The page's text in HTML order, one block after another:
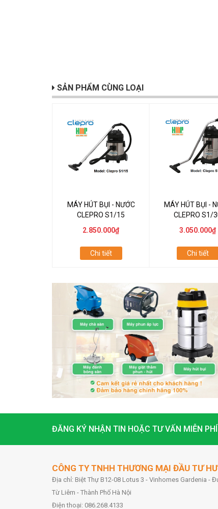
SẢN PHẨM CÙNG LOẠI
MÁY HÚT BỤI - NƯỚC
CLEPRO S1/15
2.850.000₫
Chi tiết
MÁY HÚT BỤI -
CLEPRO S1/
3.050.000₫
Chi tiết
ĐĂNG KÝ NHẬN TIN HOẶC TƯ VẤN MIỄN PHÍ
CÔNG TY TNHH THƯƠNG MẠI ĐẦU TƯ
Địa chỉ: Biệt Thự B12-08 Lotus 3 - Vinhomes Gardenia -
Từ Liêm - Thành Phố Hà Nội
Điện thoại: 086.268.4133